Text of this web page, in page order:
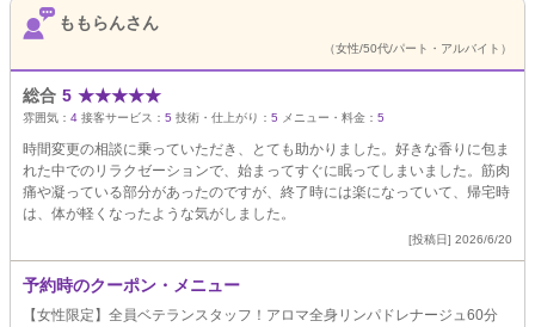
ももらんさん
（女性/50代/パート・アルバイト）
総合 5 ★★★★★
雰囲気： 4 接客サービス： 5 技術・仕上がり： 5 メニュー・料金： 5
時間変更の相談に乗っていただき、とても助かりました。好きな香りに包ま
れた中でのリラクゼーションで、始まってすぐに眠ってしまいました。筋肉
痛や凝っている部分があったのですが、終了時には楽になっていて、帰宅時
は、体が軽くなったような気がしました。
[投稿日] 2026/6/20
予約時のクーポン・メニュー
【女性限定】全員ベテランスタッフ！アロマ全身リンパドレナージュ60分